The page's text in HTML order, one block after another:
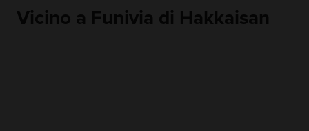
Vicino a Funivia di Hakkaisan